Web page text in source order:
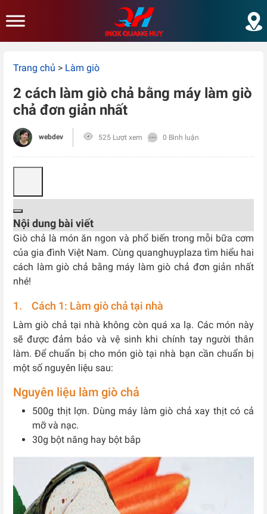
Trang chủ > Làm giò
2 cách làm giò chả bằng máy làm giò
chả đơn giản nhất
webdev 525 Lượt xem 0 Bình luận
Nội dung bài viết
Giò chả là món ăn ngon và phổ biến trong mỗi bữa cơm
của gia đình Việt Nam. Cùng quanghuyplaza tìm hiểu hai
cách làm giò chả bằng máy làm giò chả đơn giản nhất
nhé!
1. Cách 1: Làm giò chả tại nhà
Làm giò chả tại nhà không còn quá xa lạ. Các món này
sẽ được đảm bảo và vệ sinh khi chính tay người thân
làm. Để chuẩn bị cho món giò tại nhà bạn cần chuẩn bị
một số nguyên liệu sau:
Nguyên liệu làm giò chả
500g thịt lợn. Dùng máy làm giò chả xay thịt có cả
mỡ và nạc.
30g bột năng hay bột bắp